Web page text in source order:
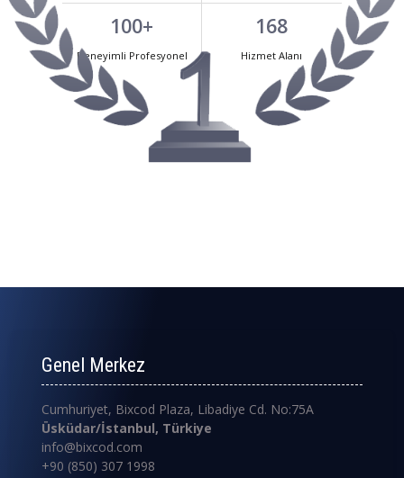
100+
Deneyimli Profesyonel
168
Hizmet Alanı
Genel Merkez
Cumhuriyet, Bixcod Plaza, Libadiye Cd. No:75A
Üsküdar/İstanbul, Türkiye
info@bixcod.com
+90 (850) 307 1998